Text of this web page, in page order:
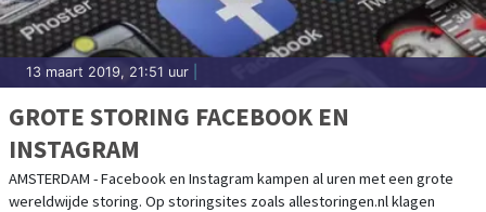
13 maart 2019, 21:51 uur
GROTE STORING FACEBOOK EN
INSTAGRAM
AMSTERDAM - Facebook en Instagram kampen al uren met een grote
wereldwijde storing. Op storingsites zoals allestoringen.nl klagen